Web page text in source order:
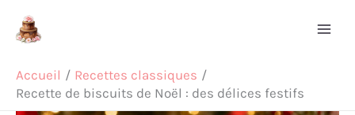
Accueil
Recettes classiques
Recette de biscuits de Noël : des délices festifs
Rechercher